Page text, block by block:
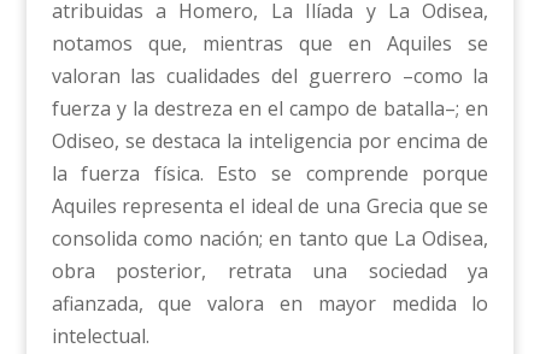
atribuidas a Homero, La Ilíada y La Odisea,
notamos que, mientras que en Aquiles se
valoran las cualidades del guerrero –como la
fuerza y la destreza en el campo de batalla–; en
Odiseo, se destaca la inteligencia por encima de
la fuerza física. Esto se comprende porque
Aquiles representa el ideal de una Grecia que se
consolida como nación; en tanto que La Odisea,
obra posterior, retrata una sociedad ya
afianzada, que valora en mayor medida lo
intelectual.